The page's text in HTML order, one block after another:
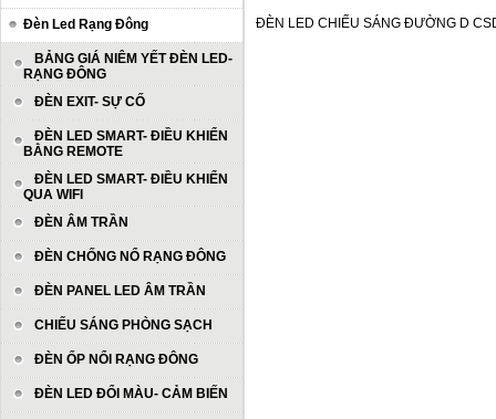
Đèn Led Rạng Đông
BẢNG GIÁ NIÊM YẾT ĐÈN LED-
RẠNG ĐÔNG
ĐÈN EXIT- SỰ CỐ
ĐÈN LED SMART- ĐIỀU KHIỂN
BẰNG REMOTE
ĐÈN LED SMART- ĐIỀU KHIỂN
QUA WIFI
ĐÈN ÂM TRẦN
ĐÈN CHỐNG NỔ RẠNG ĐÔNG
ĐÈN PANEL LED ÂM TRẦN
CHIẾU SÁNG PHÒNG SẠCH
ĐÈN ỐP NỔI RẠNG ĐÔNG
ĐÈN LED ĐỔI MÀU- CẢM BIẾN
ĐÈN LED CHIẾU SÁNG ĐƯỜNG D